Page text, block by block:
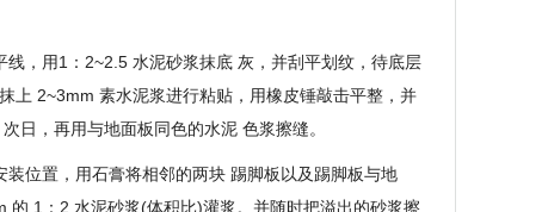
，用1：2~2.5 水泥砂浆抹底 灰，并刮平划纹，待底层
上 2~3mm 素水泥浆进行粘贴，用橡皮锤敲击平整，并
日，再用与地面板同色的水泥 色浆擦缝。
位置，用石膏将相邻的两块 踢脚板以及踢脚板与地
的 1：2 水泥砂浆(体积比)灌浆。并随时把溢出的砂浆擦